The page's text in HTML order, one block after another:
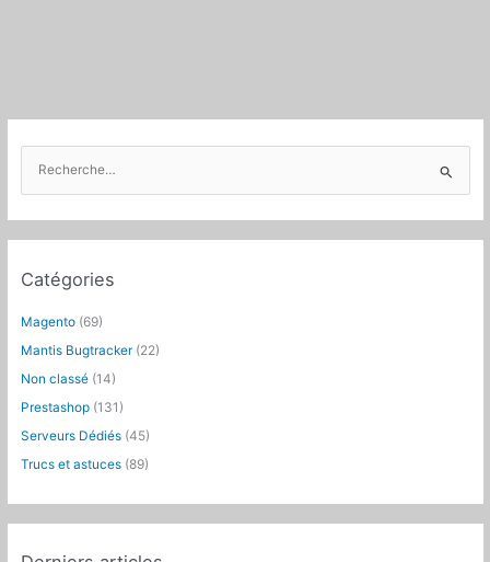
r
e
r
:
Catégories
Magento (69)
Mantis Bugtracker (22)
Non classé (14)
Prestashop (131)
Serveurs Dédiés (45)
Trucs et astuces (89)